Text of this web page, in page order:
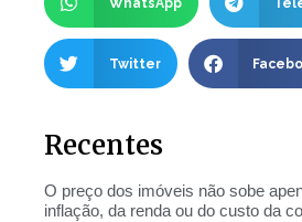
Twitter
Recentes
O preço dos imóveis não sobe
inflação, da renda ou do custo da